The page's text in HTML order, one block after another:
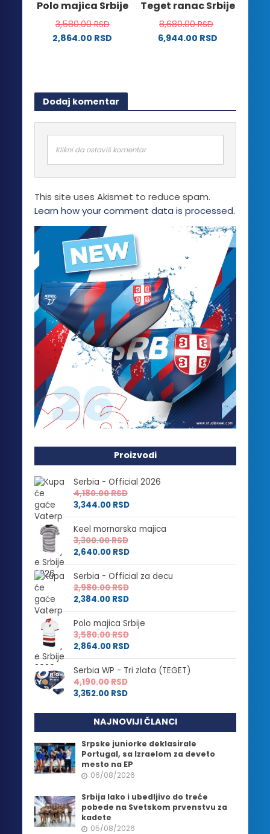
stranici
proizvoda.
proizvoda.
Polo majica Srbije
3,580.00RSD
2,864.00 RSD
više
varijanti.
Opcije
mogu
biti
izabrane
na
stranici
Teget ranac Srbije
8,680.00RSD
6,944.00 RSD
Dodaj komentar
Klikni da ostaviš komentar
This site uses Akismet to reduce spam.
Learn how your comment data is processed.
Proizvodi
Serbia - Official 2026
4,180.00RSD
3,344.00 RSD
Keel mornarska majica
3,300.00RSD
2,640.00 RSD
Serbia - Official za decu
2,980.00RSD
2,384.00 RSD
Polo majica Srbije
3,580.00RSD
2,864.00 RSD
Serbia WP - Tri zlata (TEGET)
4,190.00RSD
3,352.00 RSD
NAJNOVIJI ČLANCI
Srpske juniorke deklasirale
Portugal, sa Izraelom za deveto
mesto na EP
06/08/2026
Srbija lako i ubedljivo do treće
pobede na Svetskom prvenstvu za
kadete
05/08/2026